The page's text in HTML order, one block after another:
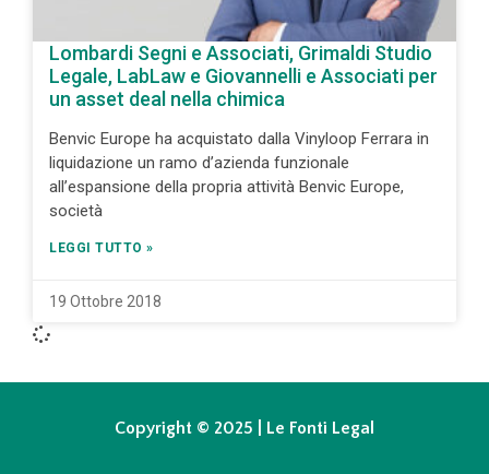
Lombardi Segni e Associati, Grimaldi Studio
Legale, LabLaw e Giovannelli e Associati per
un asset deal nella chimica
Benvic Europe ha acquistato dalla Vinyloop Ferrara in
liquidazione un ramo d’azienda funzionale
all’espansione della propria attività Benvic Europe,
società
LEGGI TUTTO »
19 Ottobre 2018
Copyright © 2025 | Le Fonti Legal